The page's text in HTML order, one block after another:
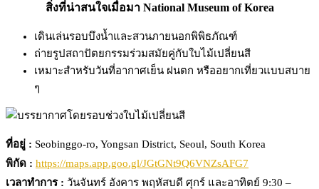
สิ่งที่น่าสนใจเมื่อมา National Museum of Korea
เดินเล่นรอบบึงน้ำและสวนภายนอกพิพิธภัณฑ์
ถ่ายรูปสถาปัตยกรรมร่วมสมัยคู่กับใบไม้เปลี่ยนสี
เหมาะสำหรับวันที่อากาศเย็น ฝนตก หรืออยากเที่ยวแบบสบาย
ๆ
ที่อยู่ : Seobinggo-ro, Yongsan District, Seoul, South Korea
พิกัด : https://maps.app.goo.gl/JGtGNt9Q6VNZsAFG7
เวลาทำการ : วันจันทร์ อังคาร พฤหัสบดี ศุกร์ และอาทิตย์ 9:30 –